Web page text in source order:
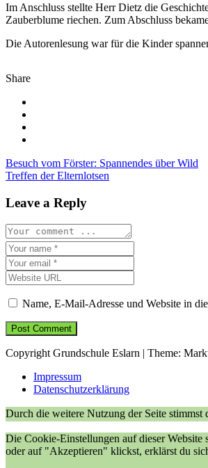
Im Anschluss stellte Herr Dietz die
Zauberblume riechen. Zum Abschluss
Die Autorenlesung war für die Kinder
Share
Beitragsnavigation
Besuch vom Förster: Spannendes über Wild
Treffen der Elternlotsen
Leave a Reply
Name, E-Mail-Adresse und Website in
Copyright Grundschule Eslarn | Theme:
Impressum
Datenschutzerklärung
Durch die weitere Nutzung der Seite
Die Cookie-Einstellungen auf dieser Website
oder auf "Akzeptieren" klickst, erklärst du